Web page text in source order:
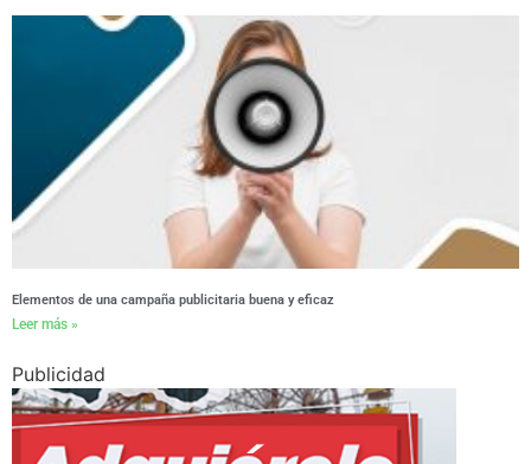
Elementos de una campaña publicitaria buena y eficaz
Leer más »
Publicidad